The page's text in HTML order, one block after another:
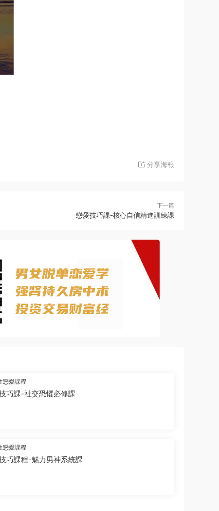
分享海報
下一篇
戀愛技巧課-核心自信精進訓練課
戀愛課程
巧課-社交恐懼必修課
戀愛課程
巧課程-魅力男神系統課